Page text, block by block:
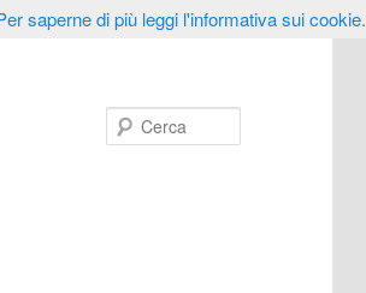
saperne di più leggi l'informativa sui cookie.